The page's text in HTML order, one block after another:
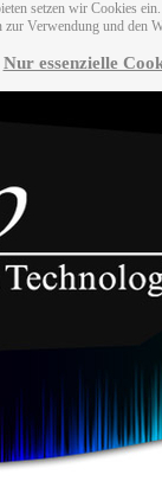
setzen wir Cookies
zur Verwendung und den
Nur essenzielle